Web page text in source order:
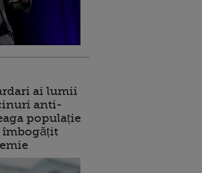
ai lumii
anti-
populație
îmbogățit